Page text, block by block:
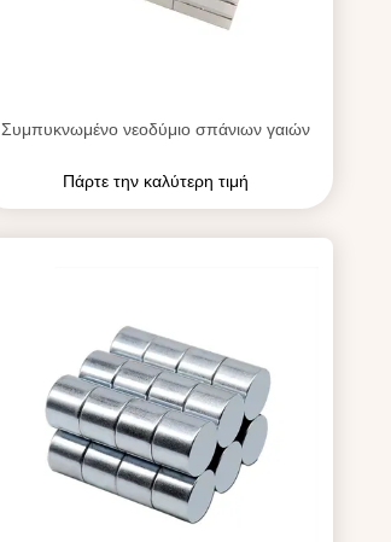
Συμπυκνωμένο νεοδύμιο σπάνιων γαιών
Πάρτε την καλύτερη τιμή